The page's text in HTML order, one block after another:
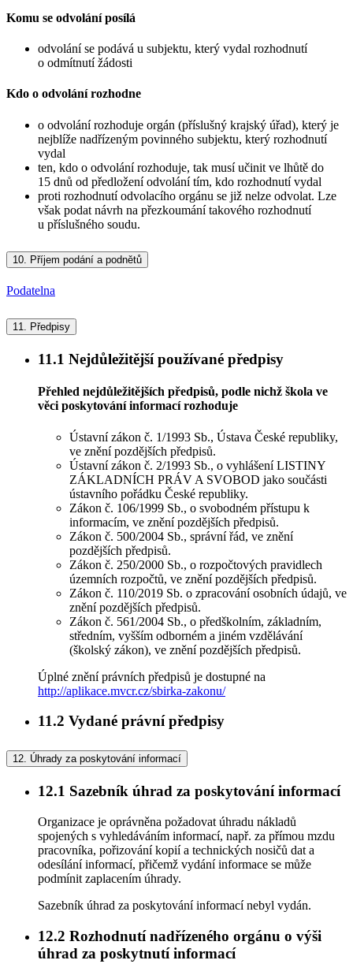
Komu se odvolání posílá
odvolání se podává u subjektu, který vydal rozhodnutí
o odmítnutí žádosti
Kdo o odvolání rozhodne
o odvolání rozhoduje orgán (příslušný krajský úřad), který je
nejblíže nadřízeným povinného subjektu, který rozhodnutí
vydal
ten, kdo o odvolání rozhoduje, tak musí učinit ve lhůtě do
15 dnů od předložení odvolání tím, kdo rozhodnutí vydal
proti rozhodnutí odvolacího orgánu se již nelze odvolat. Lze
však podat návrh na přezkoumání takového rozhodnutí
u příslušného soudu.
10. Příjem podání a podnětů
Podatelna
11. Předpisy
11.1 Nejdůležitější používané předpisy
Přehled nejdůležitějších předpisů, podle nichž škola ve
věci poskytování informací rozhoduje
Ústavní zákon č. 1/1993 Sb., Ústava České republiky,
ve znění pozdějších předpisů.
Ústavní zákon č. 2/1993 Sb., o vyhlášení LISTINY
ZÁKLADNÍCH PRÁV A SVOBOD jako součásti
ústavního pořádku České republiky.
Zákon č. 106/1999 Sb., o svobodném přístupu k
informacím, ve znění pozdějších předpisů.
Zákon č. 500/2004 Sb., správní řád, ve znění
pozdějších předpisů.
Zákon č. 250/2000 Sb., o rozpočtových pravidlech
územních rozpočtů, ve znění pozdějších předpisů.
Zákon č. 110/2019 Sb. o zpracování osobních údajů, ve
znění pozdějších předpisů.
Zákon č. 561/2004 Sb., o předškolním, základním,
středním, vyšším odborném a jiném vzdělávání
(školský zákon), ve znění pozdějších předpisů.
Úplné znění právních předpisů je dostupné na
http://aplikace.mvcr.cz/sbirka-zakonu/
11.2 Vydané právní předpisy
12. Úhrady za poskytování informací
12.1 Sazebník úhrad za poskytování informací
Organizace je oprávněna požadovat úhradu nákladů
spojených s vyhledáváním informací, např. za přímou mzdu
pracovníka, pořizování kopií a technických nosičů dat a
odesílání informací, přičemž vydání informace se může
podmínit zaplacením úhrady.
Sazebník úhrad za poskytování informací nebyl vydán.
12.2 Rozhodnutí nadřízeného orgánu o výši
úhrad za poskytnutí informací